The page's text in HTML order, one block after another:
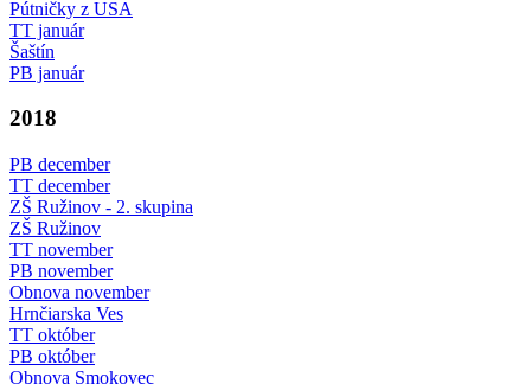
Pútničky z USA
TT január
Šaštín
PB január
2018
PB december
TT december
ZŠ Ružinov - 2. skupina
ZŠ Ružinov
TT november
PB november
Obnova november
Hrnčiarska Ves
TT október
PB október
Obnova Smokovec